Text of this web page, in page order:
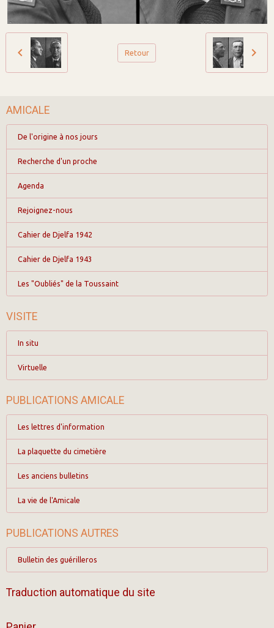
Retour
AMICALE
De l'origine à nos jours
Recherche d'un proche
Agenda
Rejoignez-nous
Cahier de Djelfa 1942
Cahier de Djelfa 1943
Les "Oubliés" de la Toussaint
VISITE
In situ
Virtuelle
PUBLICATIONS AMICALE
Les lettres d'information
La plaquette du cimetière
Les anciens bulletins
La vie de l'Amicale
PUBLICATIONS AUTRES
Bulletin des guérilleros
Traduction automatique du site